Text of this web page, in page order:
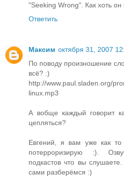
"Seeking Wrong". Как хоть
Ответить
Максим октября 31, 2007
По поводу произношение
всё? :)
http://www.paul.sladen.org/
linux.mp3
А вобще каждый говорит
цепляться?
Евгений, я вам уже как то
потерроризирую :).
подкастов что вы
сами разберёмся :)